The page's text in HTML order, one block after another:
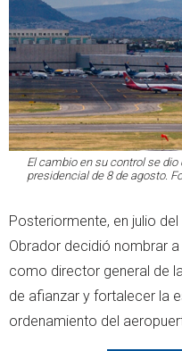
El cambio en su control se
presidencial de 8 de agosto.
Posteriormente, en julio
Obrador decidió nombrar
como director general de
de afianzar y fortalecer la
ordenamiento del